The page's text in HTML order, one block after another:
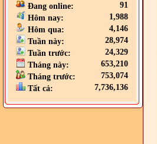
Đang online:
91
Hôm nay:
1,988
Hôm qua:
4,146
Tuần này:
28,974
Tuần trước:
24,329
Tháng này:
653,210
Tháng trước:
753,074
Tất cả:
7,736,136